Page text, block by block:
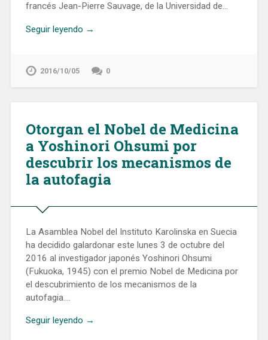
francés Jean-Pierre Sauvage, de la Universidad de…
Seguir leyendo →
2016/10/05 0
Otorgan el Nobel de Medicina
a Yoshinori Ohsumi por
descubrir los mecanismos de
la autofagia
La Asamblea Nobel del Instituto Karolinska en Suecia
ha decidido galardonar este lunes 3 de octubre del
2016 al investigador japonés Yoshinori Ohsumi
(Fukuoka, 1945) con el premio Nobel de Medicina por
el descubrimiento de los mecanismos de la
autofagia….
Seguir leyendo →